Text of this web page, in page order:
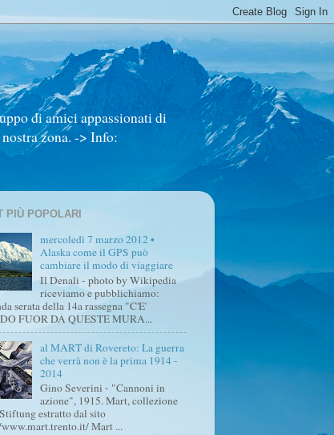
di amici appassionati di
zona. -> Info:
PIÙ POPOLARI
mercoledì 7 marzo 2012 •
Alaska come il GPS può
cambiare il modo di viaggiare
Il Denali - photo by Wikipedia
riceviamo e pubblichiamo:
serata della 14a rassegna "C'E'
FUOR DA QUESTE MURA...
al MART di Rovereto: La guerra
che verrà non è la prima 1914 -
2014
Gino Severini - "Cannoni in
azione", 1915. Mart, collezione
estratto dal sito
Mart ...